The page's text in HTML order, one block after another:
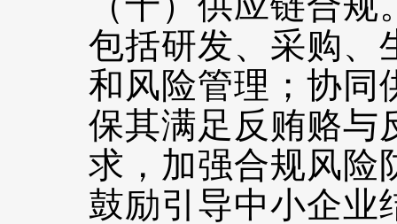
包括研发、采购、
和风险管理；协同
保其满足反贿赂与
求，加强合规风险
鼓励引导中小企业